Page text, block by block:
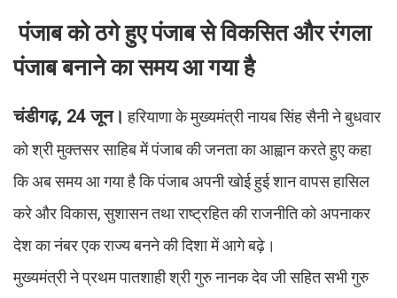
पंजाब को ठगे हुए पंजाब से विकसित और रंगला
पंजाब बनाने का समय आ गया है
चंडीगढ़, 24 जून। हरियाणा के मुख्यमंत्री नायब सिंह सैनी ने बुधवार
को श्री मुक्तसर साहिब में पंजाब की जनता का आह्वान करते हुए कहा
कि अब समय आ गया है कि पंजाब अपनी खोई हुई शान वापस हासिल
करे और विकास, सुशासन तथा राष्ट्रहित की राजनीति को अपनाकर
देश का नंबर एक राज्य बनने की दिशा में आगे बढ़े।
मुख्यमंत्री ने प्रथम पातशाही श्री गुरु नानक देव जी सहित सभी गुरु